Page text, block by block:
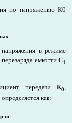
по напряжению К0
напряжения в режиме
емкостиC1
передачи К0,
определяется как:
m